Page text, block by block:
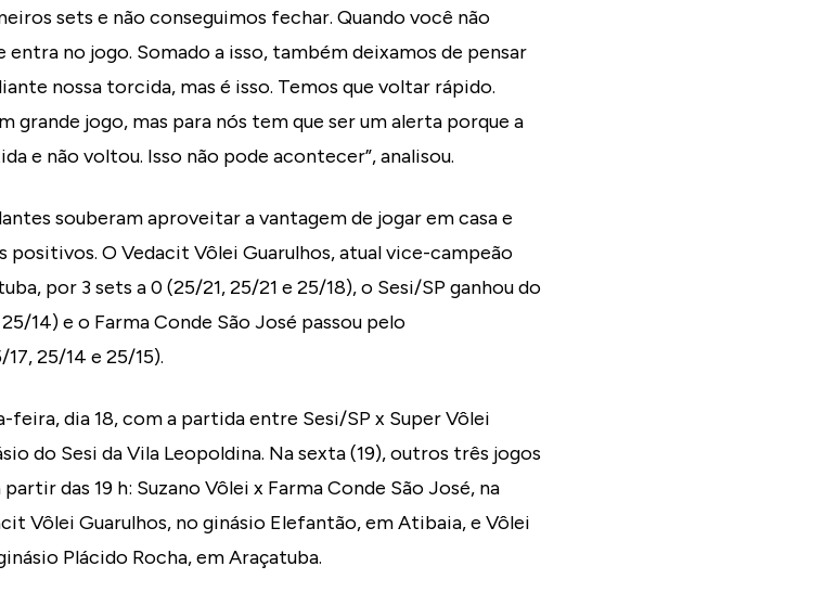
sets e não conseguimos fechar. Quando você não
no jogo. Somado a isso, também deixamos de pensar
nossa torcida, mas é isso. Temos que voltar rápido.
grande jogo, mas para nós tem que ser um alerta porque a
e não voltou. Isso não pode acontecer”, analisou.
souberam aproveitar a vantagem de jogar em casa e
O Vedacit Vôlei Guarulhos, atual vice-campeão
por 3 sets a 0 (25/21, 25/21 e 25/18), o Sesi/SP ganhou do
14) e o Farma Conde São José passou pelo
25/14 e 25/15).
feira, dia 18, com a partida entre Sesi/SP x Super Vôlei
do Sesi da Vila Leopoldina. Na sexta (19), outros três jogos
das 19 h: Suzano Vôlei x Farma Conde São José, na
Vôlei Guarulhos, no ginásio Elefantão, em Atibaia, e Vôlei
Plácido Rocha, em Araçatuba.